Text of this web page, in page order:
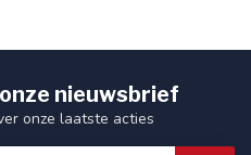
nieuwsbrief
onze laatste acties